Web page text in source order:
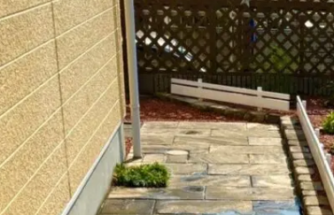
塗装工事
屋根工事
解体工事
伐採・剪定
リフォーム